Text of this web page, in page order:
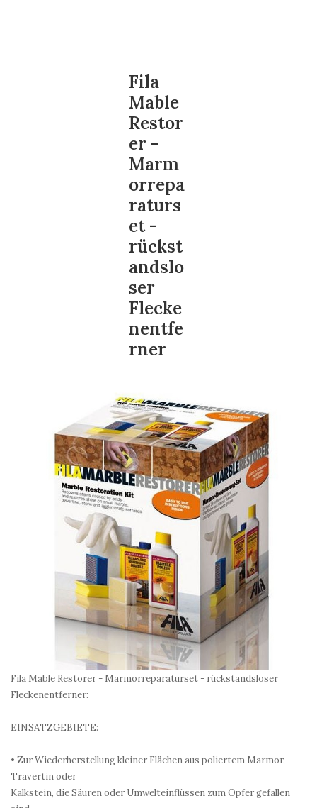
Fila
Mable
Restor
er -
Marm
orrepa
raturs
et -
rückst
andslo
ser
Flecke
nentfe
rner
Fila Mable Restorer - Marmorreparaturset - rückstandsloser
Fleckenentferner:
EINSATZGEBIETE:
• Zur Wiederherstellung kleiner Flächen aus poliertem Marmor,
Travertin oder
Kalkstein, die Säuren oder Umwelteinflüssen zum Opfer gefallen